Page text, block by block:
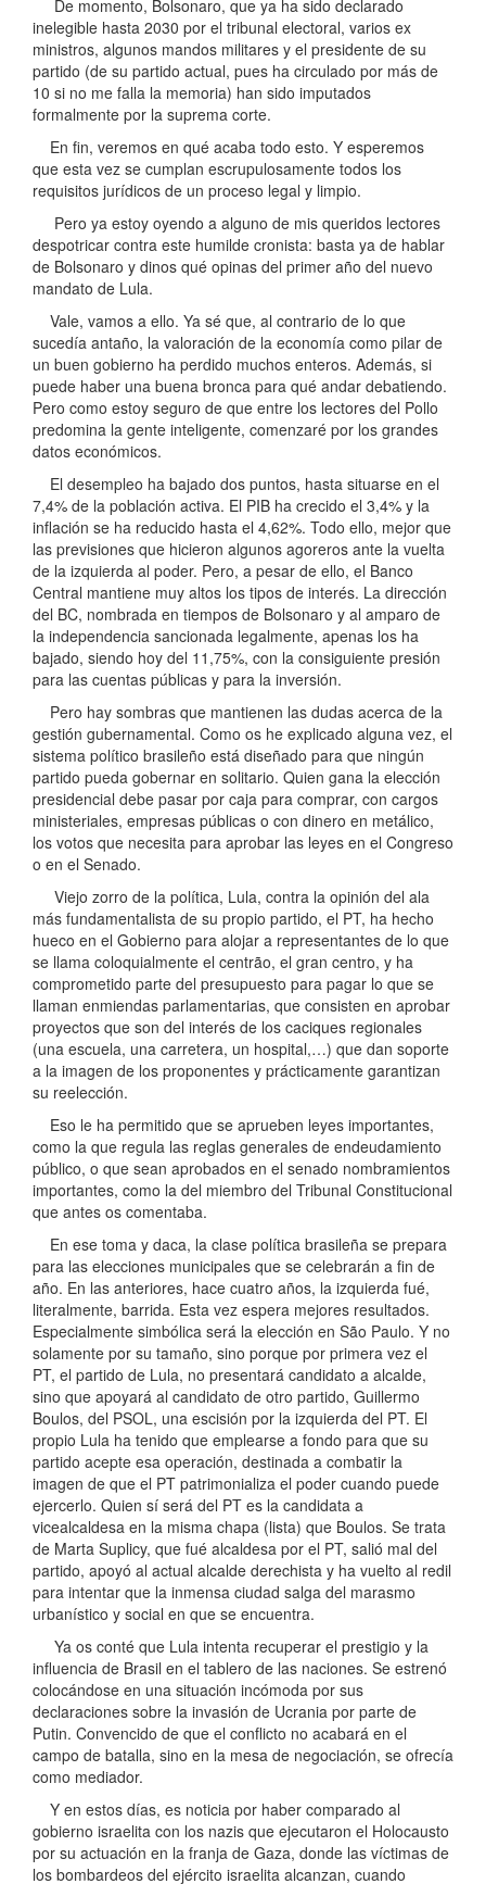
De momento, Bolsonaro, que ya ha sido declarado
inelegible hasta 2030 por el tribunal electoral, varios ex
ministros, algunos mandos militares y el presidente de su
partido (de su partido actual, pues ha circulado por más de
10 si no me falla la memoria) han sido imputados
formalmente por la suprema corte.
En fin, veremos en qué acaba todo esto. Y esperemos
que esta vez se cumplan escrupulosamente todos los
requisitos jurídicos de un proceso legal y limpio.
Pero ya estoy oyendo a alguno de mis queridos lectores
despotricar contra este humilde cronista: basta ya de hablar
de Bolsonaro y dinos qué opinas del primer año del nuevo
mandato de Lula.
Vale, vamos a ello. Ya sé que, al contrario de lo que
sucedía antaño, la valoración de la economía como pilar de
un buen gobierno ha perdido muchos enteros. Además, si
puede haber una buena bronca para qué andar debatiendo.
Pero como estoy seguro de que entre los lectores del Pollo
predomina la gente inteligente, comenzaré por los grandes
datos económicos.
El desempleo ha bajado dos puntos, hasta situarse en el
7,4% de la población activa. El PIB ha crecido el 3,4% y la
inflación se ha reducido hasta el 4,62%. Todo ello, mejor que
las previsiones que hicieron algunos agoreros ante la vuelta
de la izquierda al poder. Pero, a pesar de ello, el Banco
Central mantiene muy altos los tipos de interés. La dirección
del BC, nombrada en tiempos de Bolsonaro y al amparo de
la independencia sancionada legalmente, apenas los ha
bajado, siendo hoy del 11,75%, con la consiguiente presión
para las cuentas públicas y para la inversión.
Pero hay sombras que mantienen las dudas acerca de la
gestión gubernamental. Como os he explicado alguna vez, el
sistema político brasileño está diseñado para que ningún
partido pueda gobernar en solitario. Quien gana la elección
presidencial debe pasar por caja para comprar, con cargos
ministeriales, empresas públicas o con dinero en metálico,
los votos que necesita para aprobar las leyes en el Congreso
o en el Senado.
Viejo zorro de la política, Lula, contra la opinión del ala
más fundamentalista de su propio partido, el PT, ha hecho
hueco en el Gobierno para alojar a representantes de lo que
se llama coloquialmente el centrão, el gran centro, y ha
comprometido parte del presupuesto para pagar lo que se
llaman enmiendas parlamentarias, que consisten en aprobar
proyectos que son del interés de los caciques regionales
(una escuela, una carretera, un hospital,…) que dan soporte
a la imagen de los proponentes y prácticamente garantizan
su reelección.
Eso le ha permitido que se aprueben leyes importantes,
como la que regula las reglas generales de endeudamiento
público, o que sean aprobados en el senado nombramientos
importantes, como la del miembro del Tribunal Constitucional
que antes os comentaba.
En ese toma y daca, la clase política brasileña se prepara
para las elecciones municipales que se celebrarán a fin de
año. En las anteriores, hace cuatro años, la izquierda fué,
literalmente, barrida. Esta vez espera mejores resultados.
Especialmente simbólica será la elección en São Paulo. Y no
solamente por su tamaño, sino porque por primera vez el
PT, el partido de Lula, no presentará candidato a alcalde,
sino que apoyará al candidato de otro partido, Guillermo
Boulos, del PSOL, una escisión por la izquierda del PT. El
propio Lula ha tenido que emplearse a fondo para que su
partido acepte esa operación, destinada a combatir la
imagen de que el PT patrimonializa el poder cuando puede
ejercerlo. Quien sí será del PT es la candidata a
vicealcaldesa en la misma chapa (lista) que Boulos. Se trata
de Marta Suplicy, que fué alcaldesa por el PT, salió mal del
partido, apoyó al actual alcalde derechista y ha vuelto al redil
para intentar que la inmensa ciudad salga del marasmo
urbanístico y social en que se encuentra.
Ya os conté que Lula intenta recuperar el prestigio y la
influencia de Brasil en el tablero de las naciones. Se estrenó
colocándose en una situación incómoda por sus
declaraciones sobre la invasión de Ucrania por parte de
Putin. Convencido de que el conflicto no acabará en el
campo de batalla, sino en la mesa de negociación, se ofrecía
como mediador.
Y en estos días, es noticia por haber comparado al
gobierno israelita con los nazis que ejecutaron el Holocausto
por su actuación en la franja de Gaza, donde las víctimas de
los bombardeos del ejército israelita alcanzan, cuando